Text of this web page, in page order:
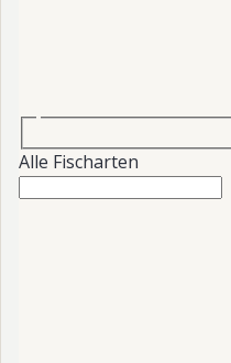
Alle Fischarten